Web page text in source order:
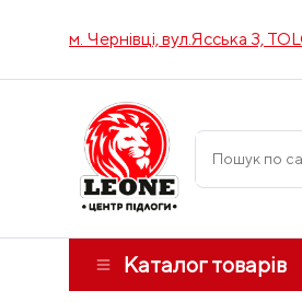
м. Чернівці, вул.Ясська 3,
Каталог товарів